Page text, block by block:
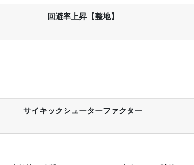
回避率上昇【整地】
サイキックシューターファクター